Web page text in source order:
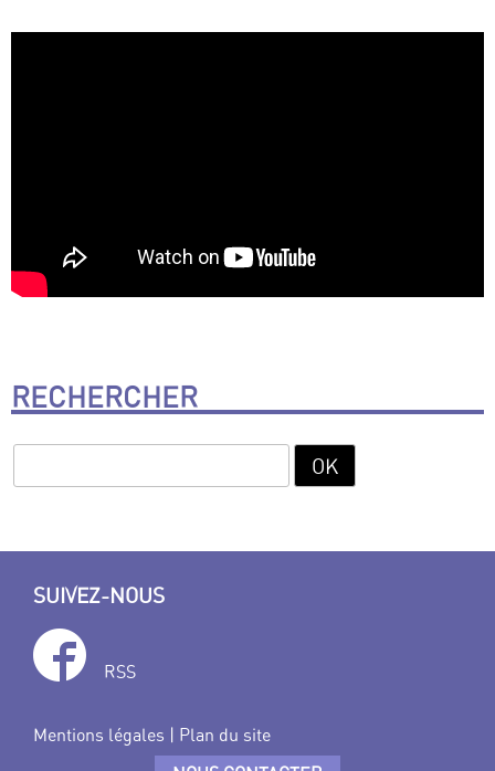
RECHERCHER
SUIVEZ-NOUS
RSS
Mentions légales | Plan du site